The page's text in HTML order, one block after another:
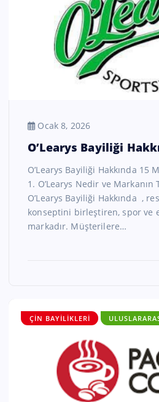
Ocak 8, 2026
O’Learys Bayiliği
O’Learys Bayiliği Hakkında 15
1. O’Learys Nedir ve Markanın
O’Learys Bayiliği Hakkında ,
konseptini birleştiren, spor ve
markadır. Müşterilere…
ÇIN BAYILIKLERI